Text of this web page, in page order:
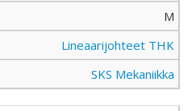
M
Lineaarijohteet THK
SKS Mekaniikka